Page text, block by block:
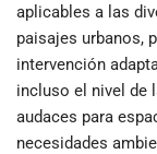
aplicables a las
paisajes urbanos,
intervención
incluso el nivel de
audaces para
necesidades